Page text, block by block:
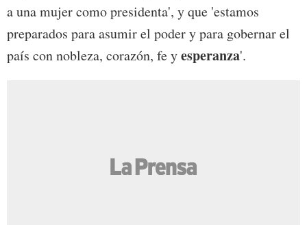
a una mujer como presidenta', y que 'estamos
preparados para asumir el poder y para gobernar el
país con nobleza, corazón, fe yesperanza'.